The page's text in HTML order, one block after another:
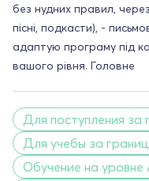
без нудних правил,
пісні, подкасти), -
адаптую програму під
вашого рівня. Головне
Для поступления за
Для учебы за
Обучение на уровне